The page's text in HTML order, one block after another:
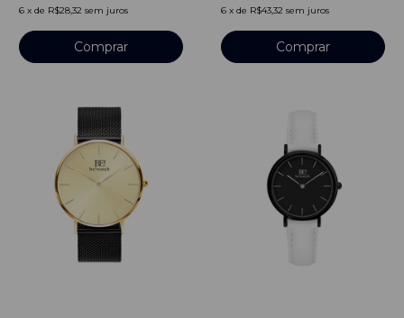
6 x de R$28,32 sem juros 6 x de R$43,32 sem juros
Comprar